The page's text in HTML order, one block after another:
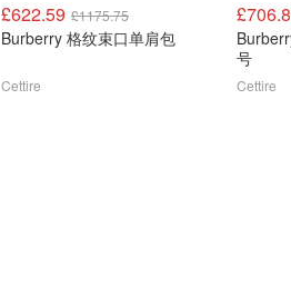
£622.59 £1175.75
Burberry 格纹束口单肩包
Cettire
号
Cettire